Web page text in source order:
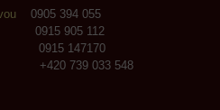
0905 394 055
905 112
147170
033 548